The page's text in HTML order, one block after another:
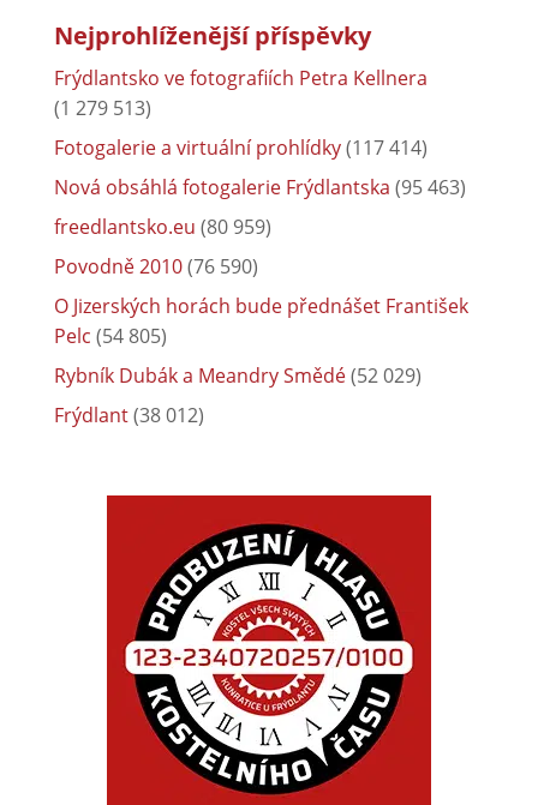
Nejprohlíženější příspěvky
Frýdlantsko ve fotografiích Petra Kellnera
(1 279 513)
Fotogalerie a virtuální prohlídky(117 414)
Nová obsáhlá fotogalerie Frýdlantska (95 463)
freedlantsko.eu (80 959)
Povodně 2010(76 590)
O Jizerských horách bude přednášet František
Pelc (54 805)
Rybník Dubák a Meandry Smědé(52 029)
Frýdlant(38 012)